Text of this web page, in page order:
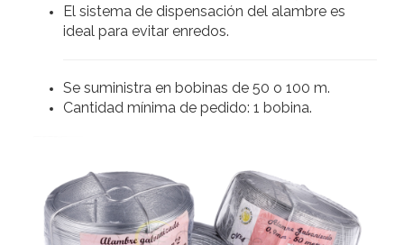
El sistema de dispensación del alambre es
ideal para evitar enredos.
Se suministra en bobinas de 50 o 100 m.
Cantidad mínima de pedido: 1 bobina.